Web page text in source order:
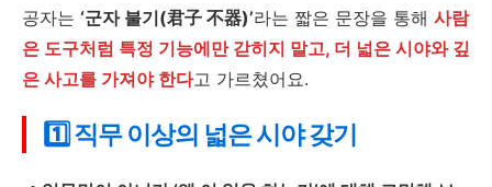
공자는 ‘군자 불기(君子 不器)’라는 짧은 문장을 통해 사람
은 도구처럼 특정 기능에만 갇히지 말고, 더 넓은 시야와 깊
은 사고를 가져야 한다고 가르쳤어요.
1️⃣ 직무 이상의 넓은 시야 갖기